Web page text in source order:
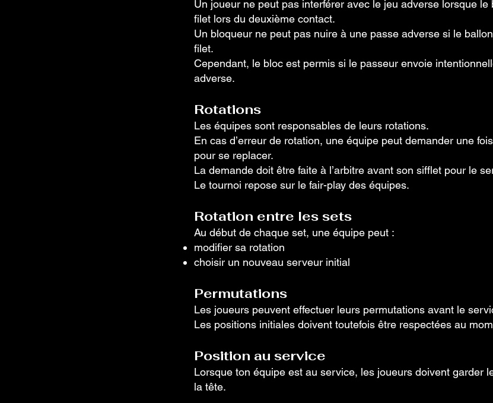
Un joueur ne peut pas interférer avec le jeu adverse lorsque
filet lors du deuxième contact.
Un bloqueur ne peut pas nuire à une passe adverse si le
filet.
Cependant, le bloc est permis si le passeur envoie
adverse.
Rotations
Les équipes sont responsables de leurs rotations.
En cas d’erreur de rotation, une équipe peut demander une
pour se replacer.
La demande doit être faite à l’arbitre avant son sifflet pour le
Le tournoi repose sur le fair-play des équipes.
Rotation entre les sets
Au début de chaque set, une équipe peut :
modifier sa rotation
choisir un nouveau serveur initial
Permutations
Les joueurs peuvent effectuer leurs permutations avant le
Les positions initiales doivent toutefois être respectées au
Position au service
Lorsque ton équipe est au service, les joueurs doivent garder
la tête.